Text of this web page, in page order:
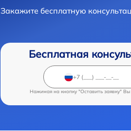
Закажите бесплатную
Бесплатная
Нажимая на кнопку "Оставить заявку" Вы